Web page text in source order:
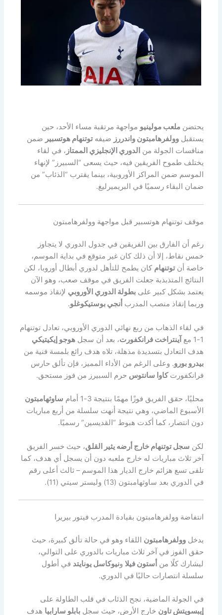
يحتضنملعب مولينيو مواجهة مرتقبة مساء الأحد، حين
يستقبلوولفرهامبتون واندررز ضيفهتوتنهام هوتسبير ضمن
منافسات الجولة من الدوري الإنجليزي الممتاز ، في لقاء
يختلف طموح الفريقين فيه، حيث يسعى “السبيرز” لإنهاء
الموسم ضمن المراكز الأوروبية، بينما يقترب “الذئاب” من
ضمان البقاء رسميًا في البريميرليغ.
موقف توتنهام هوتسبير قبل مواجهة وولفرهامبتون
رغم أن الفارق بين الفريقين في جدول الدوري لا يتجاوز
خمس نقاط، إلا أن ذلك كان غير متوقع في بداية الموسم،
خاصة أنتوتنهام كان يطمح للتأهل لدوري أبطال أوروبا، لكن
النتائج المتذبذبة جعلت الفريق في موقف صعب، وهو الآن
يعتمد بشكل كبير علىبطولة الدوري الأوروبي لإنقاذ موسمه
وربما إنقاذ منصب المدرب أنجي بوستيكوغلو.
في لقاء الذهاب من ربع نهائي الدوري الأوروبي، تعادل توتنهام
1-1 مع
آينتراخت فرانكفورت، بعد أن سجلهوجو إيكيتيكي
هدف التعادل بتسديدة مذهلة، تلاه هدف رائع بلمسة فنية من
بيدرو بورو. وعلى الرغم من الأداء المميز، فإن تألق حارس
فرانكفورتكاوا سانتوس حرم السبيرز من فوز مستحق.
محليًا، حقق الفريق فوزًا مهمًا بنتيجة 3-1 أمام
ساوثهامبتون
الأسبوع الماضي، وهي نتيجة أنهت سلسلة من أربع مباريات
دون انتصار، كما أكدت هبوط “القديسين” رسميًا.
لكن سجل توتنهام خارج أرضه يثير القلق، حيث خسر الفريق
آخر ثلاث مباريات له خارج ملعبه دون أن يسجل أي هدف، كما
تلقى تسع هزائم خارج الديار هذا الموسم – ثالث أعلى رقم
في الدوري بعد ساوثهامبتون (13) وليستر سيتي (11).
انتفاضة وولفرهامبتون بقيادة المدرب فيتور بيريرا
يدخلوولفرهامبتون اللقاء وهو في حالة تألق كبيرة، حيث
حقق الفوز في آخر ثلاث مباريات بالدوري على التوالي،
ليشارك كلًا من أستون فيلا ونيوكاسل يونايتد في أطول
سلسلة انتصارات حاليًا في الدوري.
في الجولة الماضية، نجح الذئاب في قلب الطاولة على
إيبسويتش تاون خارج الأرض، حيث سجلبابلو سارابيا هدف